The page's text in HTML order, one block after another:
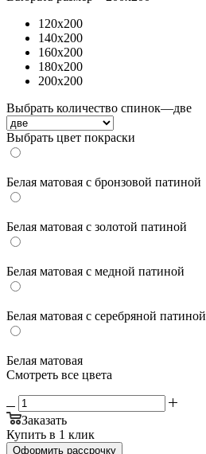
120х200
140х200
160х200
180х200
200x200
Выбрать количество спинок—две
Выбрать цвет покраски
Белая матовая с бронзовой патиной
Белая матовая с золотой патиной
Белая матовая с медной патиной
Белая матовая с серебряной патиной
Белая матовая
Смотреть все цвета
Заказать
Купить в 1 клик
Оформить рассрочку